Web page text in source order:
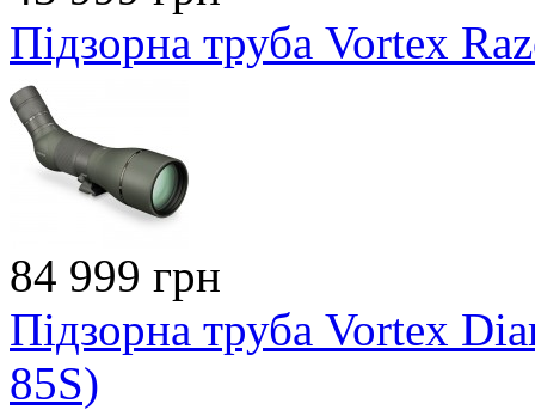
Підзорна труба Vortex
84 999 грн
Підзорна труба Vortex
85S)